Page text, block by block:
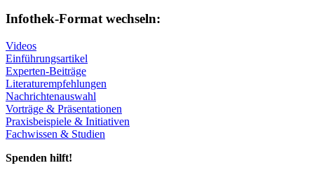
Infothek-Format wechseln:
Videos
Einführungsartikel
Experten-Beiträge
Literaturempfehlungen
Nachrichtenauswahl
Vorträge & Präsentationen
Praxisbeispiele & Initiativen
Fachwissen & Studien
Spenden hilft!